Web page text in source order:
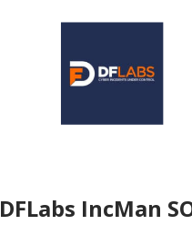
DFLabs IncMan